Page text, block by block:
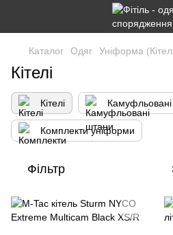
Каталог Одяг Уніформа
Кітелі
Кітелі
Комплекти уніформи
Фільтр